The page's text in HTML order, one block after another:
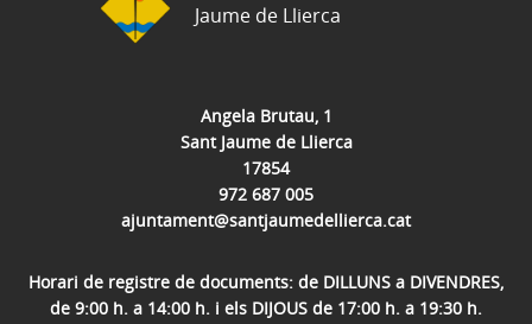
Angela Brutau, 1
Sant Jaume de Llierca
17854
972 687 005
ajuntament@santjaumedellierca.cat
Horari de registre de documents: de DILLUNS a DIVENDRES,
de 9:00 h. a 14:00 h. i els DIJOUS de 17:00 h. a 19:30 h.
Jaume de Llierca